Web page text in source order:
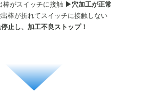
棒がスイッチに接触 ▶︎穴加工が正常
出棒が折れてスイッチに接触しない
止し、加工不良ストップ！